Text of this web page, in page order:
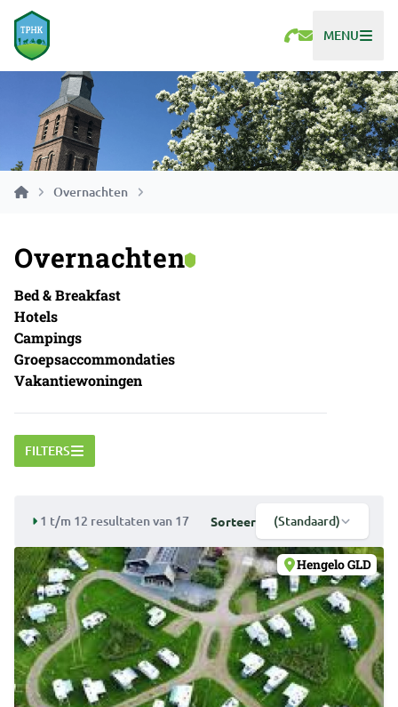
MENU
Overnachten
Overnachten
Bed & Breakfast
Hotels
Campings
Groepsaccommondaties
Vakantiewoningen
FILTERS
1 t/m 12 resultaten van 17 Sorteer (Standaard)
Hengelo GLD